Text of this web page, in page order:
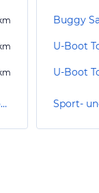
Sehenswürdigkeiten in Puerto de Mogán
Buggy